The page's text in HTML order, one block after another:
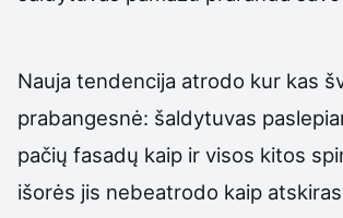
Nauja tendencija atrodo kur kas
prabangesnė: šaldytuvas
pačių fasadų kaip ir visos kitos
išorės jis nebeatrodo kaip